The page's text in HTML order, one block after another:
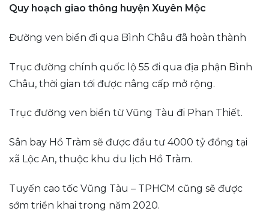
Quy hoạch giao thông huyện Xuyên Mộc
Đường ven biển đi qua Bình Châu đã hoàn thành
Trục đường chính quốc lộ 55 đi qua địa phận Bình
Châu, thời gian tới được nâng cấp mở rộng.
Trục đường ven biển từ Vũng Tàu đi Phan Thiết.
Sân bay Hồ Tràm sẽ được đầu tư 4000 tỷ đồng tại
xã Lộc An, thuộc khu du lịch Hồ Tràm.
Tuyến cao tốc Vũng Tàu – TPHCM cũng sẽ được
sớm triển khai trong năm 2020.